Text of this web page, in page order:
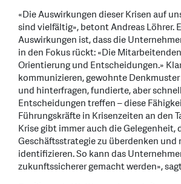
«Die Auswirkungen dieser Krisen auf
sind vielfältig», betont Andreas Löhrer.
Auswirkungen ist, dass die
in den Fokus rückt: «Die
Orientierung und Entscheidungen.»
kommunizieren, gewohnte
und hinterfragen, fundierte, aber
Entscheidungen treffen – diese
Führungskräfte in Krisenzeiten an den
Krise gibt immer auch die Gelegenheit,
Geschäftsstrategie zu überdenken und
identifizieren. So kann das
zukunftssicherer gemacht werden»,